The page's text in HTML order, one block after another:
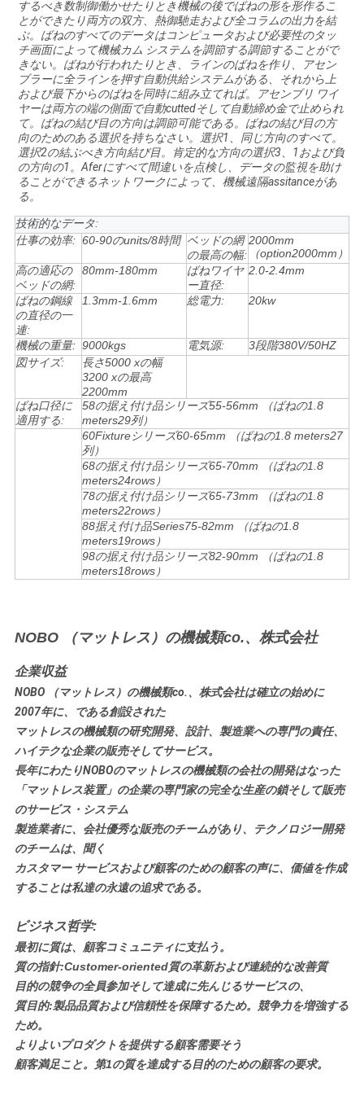
す
べ
て
の
場
合
VR
地
図
プ
ー
約
するべき数制御働かせたりとき機械の後でばねの形を形作るこ
とができたり両方の双方、熱御馳走および全コラムの出力を結
ぶ。ばねのすべてのデータはコンピュータおよび必要性のタッ
チ画面によって機械カム システムを調節する調節することがで
きない。ばねが行われたりとき、ラインのばねを作り、アセン
ブラーに全ラインを押す自動供給システムがある、それから上
および最下からのばねを同時に組み立てれば。アセンブリ ワイ
ヤーは両方の端の側面で自動cuttedそして自動締め金で止められ
て。ばねの結び目の方向は調節可能である。ばねの結び目の方
向のためのある選択を持ちなさい。選択1、同じ方向のすべて。
選択2の結ぶべき方向結び目。肯定的な方向の選択3、1および負
の方向の1。Aferにすべて間違いを点検し、データの監視を助け
ることができるネットワークによって、機械遠隔assitanceがあ
る。
技術的なデータ:
仕事の効率: 60-90のunits/8時間 ベッドの網
の最高の幅:
2000mm
（option2000mm）
高の適応の
ベッドの網:
80mm-180mm
ばねワイヤ
ー直径:
2.0-2.4mm
ばねの鋼線
の直径の一
連:
1.3mm-1.6mm 総電力: 20kw
機械の重量: 9000kgs 電気源:
3段階380V/50HZ
図サイズ:
長さ5000 xの幅
3200 xの最高
2200mm
ばね口径に
適用する:
58の据え付け品シリーズ55-56mm （ばねの1.8
meters29列）
60Fixtureシリーズ60-65mm （ばねの1.8 meters27
列）
68の据え付け品シリーズ65-70mm （ばねの1.8
meters24rows）
78の据え付け品シリーズ65-73mm （ばねの1.8
meters22rows）
88据え付け品Series75-82mm （ばねの1.8
meters19rows）
98の据え付け品シリーズ82-90mm （ばねの1.8
meters18rows）
NOBO （マットレス）の機械類co.、株式会社
企業収益
NOBO （マットレス）の機械類co.、株式会社は確立の始めに
2007年に、である創設された
マットレスの機械類の研究開発、設計、製造業への専門の責任、
ハイテクな企業の販売そしてサービス。
長年にわたりNOBOのマットレスの機械類の会社の開発はなった
「マットレス装置」の企業の専門家の完全な生産の鎖そして販売
のサービス・システム
製造業者に、会社優秀な販売のチームがあり、テクノロジー開発
のチームは、聞く
カスタマー サービスおよび顧客のための顧客の声に、価値を作成
することは私達の永遠の追求である。
ビジネス哲学:
最初に質は、顧客コミュニティに支払う。
質の指針:Customer-oriented質の革新および連続的な改善質
目的の競争の全員参加そして達成に先んじるサービスの、
質目的:製品品質および信頼性を保障するため。競争力を増強する
ため。
よりよいプロダクトを提供する顧客需要そう
顧客満足こと。第1の質を達成する目的のための顧客の要求。